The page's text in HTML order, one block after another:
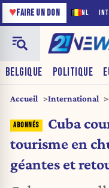
NL
♥FAIRE UN DON
BELGIQUE POLITIQUE
Accueil International
Cuba
tourisme en
géantes et